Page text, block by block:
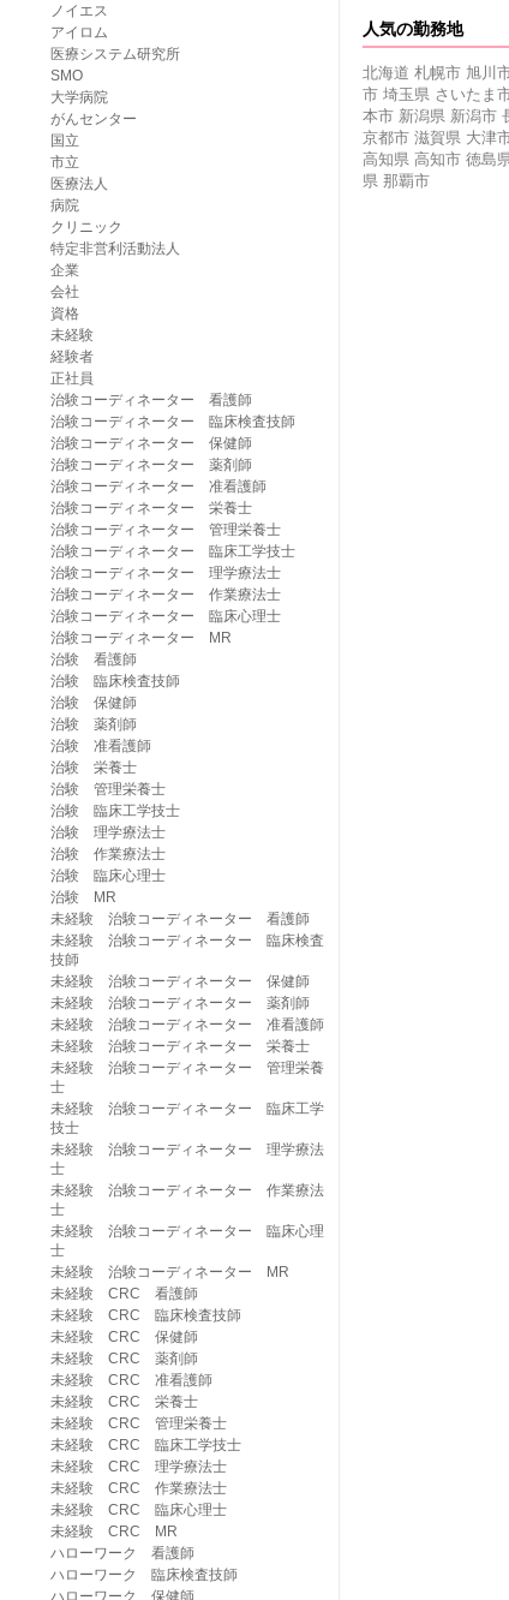
ノイエス
アイロム
医療システム研究所
SMO
大学病院
がんセンター
国立
市立
医療法人
病院
クリニック
特定非営利活動法人
企業
会社
資格
未経験
経験者
正社員
治験コーディネーター 看護師
治験コーディネーター 臨床検査技師
治験コーディネーター 保健師
治験コーディネーター 薬剤師
治験コーディネーター 准看護師
治験コーディネーター 栄養士
治験コーディネーター 管理栄養士
治験コーディネーター 臨床工学技士
治験コーディネーター 理学療法士
治験コーディネーター 作業療法士
治験コーディネーター 臨床心理士
治験コーディネーター MR
治験 看護師
治験 臨床検査技師
治験 保健師
治験 薬剤師
治験 准看護師
治験 栄養士
治験 管理栄養士
治験 臨床工学技士
治験 理学療法士
治験 作業療法士
治験 臨床心理士
治験 MR
未経験 治験コーディネーター 看護師
未経験 治験コーディネーター 臨床検査
技師
未経験 治験コーディネーター 保健師
未経験 治験コーディネーター 薬剤師
未経験 治験コーディネーター 准看護師
未経験 治験コーディネーター 栄養士
未経験 治験コーディネーター 管理栄養
士
未経験 治験コーディネーター 臨床工学
技士
未経験 治験コーディネーター 理学療法
士
未経験 治験コーディネーター 作業療法
士
未経験 治験コーディネーター 臨床心理
士
未経験 治験コーディネーター MR
未経験 CRC 看護師
未経験 CRC 臨床検査技師
未経験 CRC 保健師
未経験 CRC 薬剤師
未経験 CRC 准看護師
未経験 CRC 栄養士
未経験 CRC 管理栄養士
未経験 CRC 臨床工学技士
未経験 CRC 理学療法士
未経験 CRC 作業療法士
未経験 CRC 臨床心理士
未経験 CRC MR
ハローワーク 看護師
ハローワーク 臨床検査技師
ハローワーク 保健師
人気の勤務地
北海道 札幌市 旭川
市 埼玉県 さいたま
本市 新潟県 新潟市
京都市 滋賀県 大津
高知県 高知市 徳島
県 那覇市